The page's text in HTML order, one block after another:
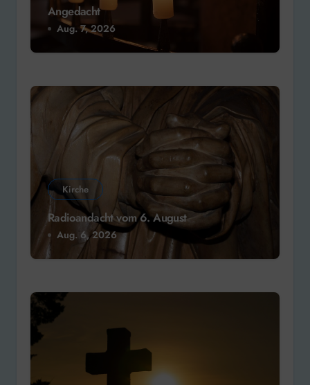
Angedacht
Aug. 7, 2026
Kirche
Radioandacht vom 6. August
Aug. 6, 2026